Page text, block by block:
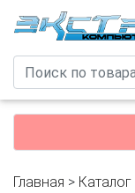
Главная > Каталог